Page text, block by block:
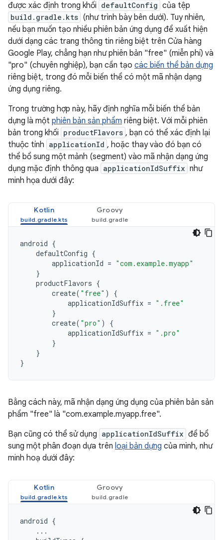
được xác định trong khối defaultConfig của tệp
build.gradle.kts (như trình bày bên dưới). Tuy nhiên,
nếu bạn muốn tạo nhiều phiên bản ứng dụng để xuất hiện
dưới dạng các trang thông tin riêng biệt trên Cửa hàng
Google Play, chẳng hạn như phiên bản "free" (miễn phí) và
"pro" (chuyên nghiệp), bạn cần tạo các biến thể bản dựng
riêng biệt, trong đó mỗi biến thể có một mã nhận dạng
ứng dụng riêng.
Trong trường hợp này, hãy định nghĩa mỗi biến thể bản
dựng là một phiên bản sản phẩm riêng biệt. Với mỗi phiên
bản trong khối productFlavors , bạn có thể xác định lại
thuộc tính applicationId , hoặc thay vào đó bạn có
thể bổ sung một mảnh (segment) vào mã nhận dạng ứng
dụng mặc định thông qua applicationIdSuffix như
minh họa dưới đây:
Kotlin Groovy
android {
defaultConfig {
applicationId = "com.example.myapp"
}
productFlavors {
create( "free" )
{
applicationIdSuffix = ".free"
}
create( "pro" )
{
applicationIdSuffix = ".pro"
}
}
}
Bằng cách này, mã nhận dạng ứng dụng của phiên bản sản
phẩm "free" là "com.example.myapp.free".
Bạn cũng có thể sử dụng applicationIdSuffix để bổ
sung một phân đoạn dựa trên loại bản dựng của mình, như
minh hoạ dưới đây:
Kotlin Groovy
android {
...